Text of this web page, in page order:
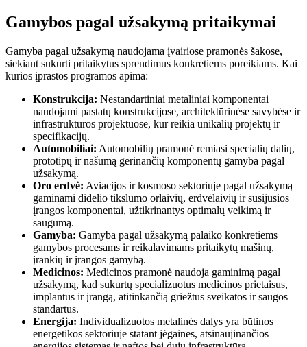
Gamybos pagal užsakymą pritaikymai
Gamyba pagal užsakymą naudojama įvairiose pramonės šakose,
siekiant sukurti pritaikytus sprendimus konkretiems poreikiams. Kai
kurios įprastos programos apima:
Konstrukcija: Nestandartiniai metaliniai komponentai
naudojami pastatų konstrukcijose, architektūrinėse savybėse ir
infrastruktūros projektuose, kur reikia unikalių projektų ir
specifikacijų.
Automobiliai: Automobilių pramonė remiasi specialių dalių,
prototipų ir našumą gerinančių komponentų gamyba pagal
užsakymą.
Oro erdvė: Aviacijos ir kosmoso sektoriuje pagal užsakymą
gaminami didelio tikslumo orlaivių, erdvėlaivių ir susijusios
įrangos komponentai, užtikrinantys optimalų veikimą ir
saugumą.
Gamyba: Gamyba pagal užsakymą palaiko konkretiems
gamybos procesams ir reikalavimams pritaikytų mašinų,
įrankių ir įrangos gamybą.
Medicinos: Medicinos pramonė naudoja gaminimą pagal
užsakymą, kad sukurtų specializuotus medicinos prietaisus,
implantus ir įrangą, atitinkančią griežtus sveikatos ir saugos
standartus.
Energija: Individualizuotos metalinės dalys yra būtinos
energetikos sektoriuje statant jėgaines, atsinaujinančios